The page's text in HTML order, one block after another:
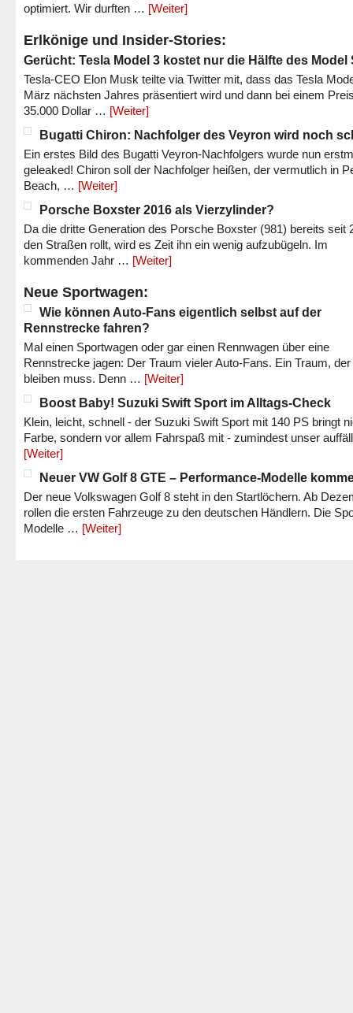
optimiert. Wir durften … [Weiter]
Erlkönige und Insider-Stories:
Gerücht: Tesla Model 3 kostet nur die Hälfte des Model
Tesla-CEO Elon Musk teilte via Twitter mit, dass das Tesla
März nächsten Jahres präsentiert wird und dann bei einem
35.000 Dollar … [Weiter]
Bugatti Chiron: Nachfolger des Veyron wird noch
Ein erstes Bild des Bugatti Veyron-Nachfolgers wurde nun
geleaked! Chiron soll der Nachfolger heißen, der vermutlich in
Beach, … [Weiter]
Porsche Boxster 2016 als Vierzylinder?
Da die dritte Generation des Porsche Boxster (981) bereits seit
den Straßen rollt, wird es Zeit ihn ein wenig aufzubügeln. Im
kommenden Jahr … [Weiter]
Neue Sportwagen:
Wie können Auto-Fans eigentlich selbst auf der
Rennstrecke fahren?
Mal einen Sportwagen oder gar einen Rennwagen über eine
Rennstrecke jagen: Der Traum vieler Auto-Fans. Ein Traum,
bleiben muss. Denn … [Weiter]
Boost Baby! Suzuki Swift Sport im Alltags-Check
Klein, leicht, schnell - der Suzuki Swift Sport mit 140 PS bringt
Farbe, sondern vor allem Fahrspaß mit - zumindest unser
[Weiter]
Neuer VW Golf 8 GTE – Performance-Modelle
Der neue Volkswagen Golf 8 steht in den Startlöchern. Ab
rollen die ersten Fahrzeuge zu den deutschen Händlern. Die
Modelle … [Weiter]